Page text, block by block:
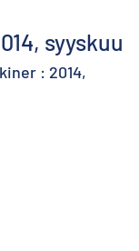
syyskuu
: 2014,